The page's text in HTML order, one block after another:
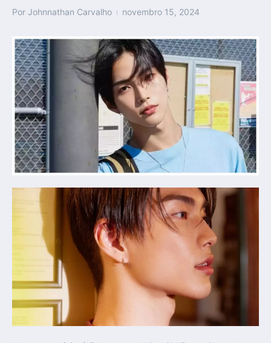
Por Johnnathan Carvalho novembro 15, 2024